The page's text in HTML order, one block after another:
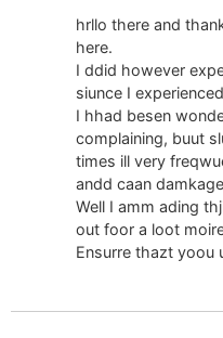
hrllo there and
here.
I ddid however
siunce I
I hhad besen
complaining, buut
times ill very
andd caan
Well I amm ading
out foor a loot
Ensurre thazt